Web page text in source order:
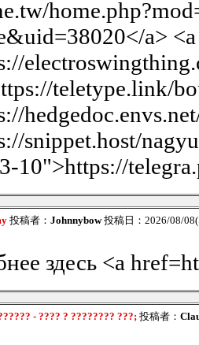
a> <a
teletype.link/
snippet.host/
10">https://
投稿者： Johnnybow投稿日：2026/08/
здесь <a
- ???? ? ???????? ???;投稿者：